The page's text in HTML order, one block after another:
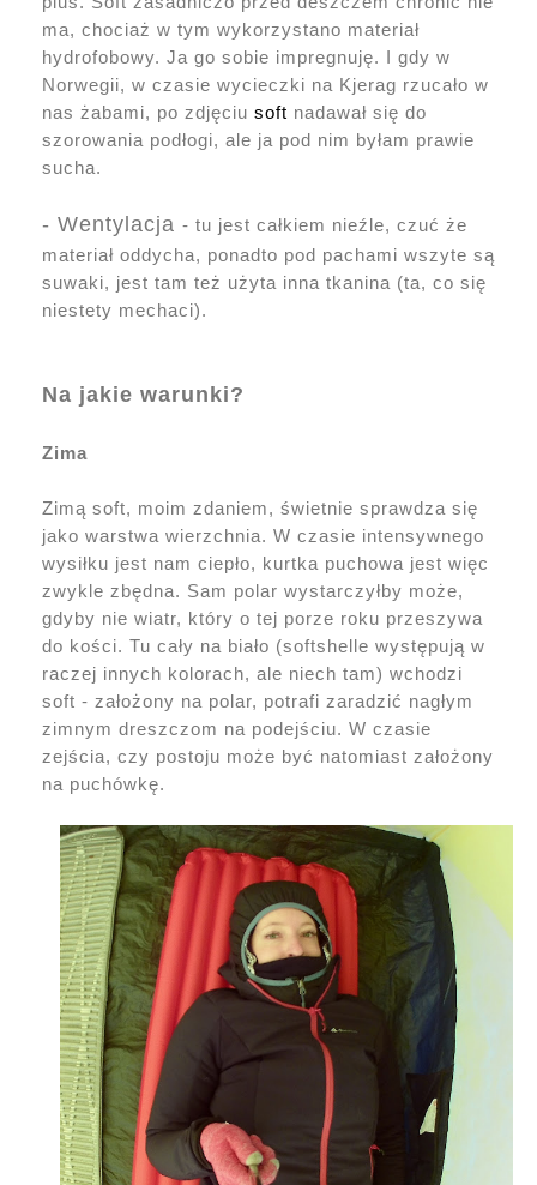
ma, chociaż w tym wykorzystano materiał
hydrofobowy. Ja go sobie impregnuję. I gdy w
Norwegii, w czasie wycieczki na Kjerag rzucało w
nas żabami, po zdjęciu soft nadawał się do
szorowania podłogi, ale ja pod nim byłam prawie
sucha.
- Wentylacja - tu jest całkiem nieźle, czuć że
materiał oddycha, ponadto pod pachami wszyte są
suwaki, jest tam też użyta inna tkanina (ta, co się
niestety mechaci).
Na jakie warunki?
Zima
Zimą soft, moim zdaniem, świetnie sprawdza się
jako warstwa wierzchnia. W czasie intensywnego
wysiłku jest nam ciepło, kurtka puchowa jest więc
zwykle zbędna. Sam polar wystarczyłby może,
gdyby nie wiatr, który o tej porze roku przeszywa
do kości. Tu cały na biało (softshelle występują w
raczej innych kolorach, ale niech tam) wchodzi
soft - założony na polar, potrafi zaradzić nagłym
zimnym dreszczom na podejściu. W czasie
zejścia, czy postoju może być natomiast założony
na puchówkę.